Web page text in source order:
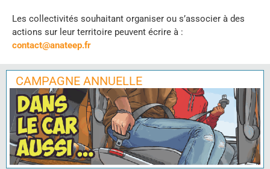
Les collectivités souhaitant organiser ou s’associer à des
actions sur leur territoire peuvent écrire à :
contact@anateep.fr
CAMPAGNE ANNUELLE